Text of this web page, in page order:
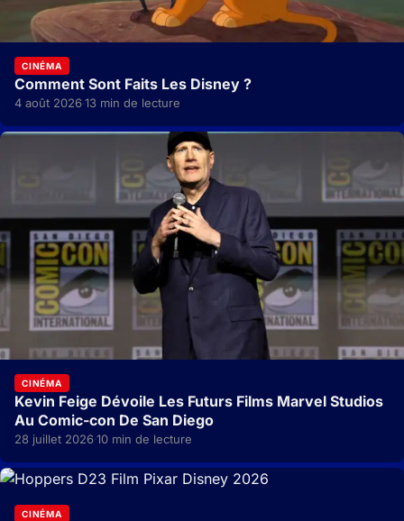
CINÉMA
Comment Sont Faits Les Disney ?
4 août 2026·13 min de lecture
CINÉMA
Kevin Feige Dévoile Les Futurs Films Marvel Studios
Au Comic-con De San Diego
28 juillet 2026·10 min de lecture
CINÉMA